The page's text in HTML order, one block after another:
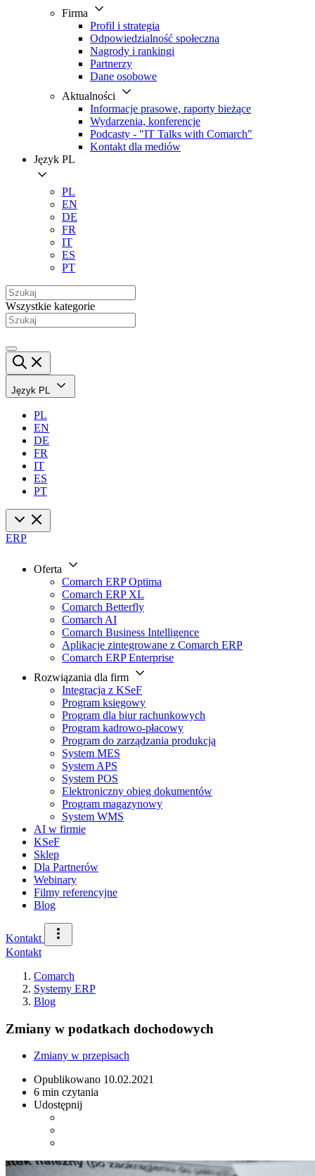
Firma
Profil i strategia
Odpowiedzialność społeczna
Nagrody i rankingi
Partnerzy
Dane osobowe
Aktualności
Informacje prasowe, raporty bieżące
Wydarzenia, konferencje
Podcasty - "IT Talks with Comarch"
Kontakt dla mediów
Język PL
PL
EN
DE
FR
IT
ES
PT
Wszystkie kategorie
Język PL
PL
EN
DE
FR
IT
ES
PT
ERP
Oferta
Comarch ERP Optima
Comarch ERP XL
Comarch Betterfly
Comarch AI
Comarch Business Intelligence
Aplikacje zintegrowane z Comarch ERP
Comarch ERP Enterprise
Rozwiązania dla firm
Integracja z KSeF
Program księgowy
Program dla biur rachunkowych
Program kadrowo-płacowy
Program do zarządzania produkcją
System MES
System APS
System POS
Elektroniczny obieg dokumentów
Program magazynowy
System WMS
AI w firmie
KSeF
Sklep
Dla Partnerów
Webinary
Filmy referencyjne
Blog
Kontakt
Kontakt
Comarch
Systemy ERP
Blog
Zmiany w podatkach dochodowych
Zmiany w przepisach
Opublikowano 10.02.2021
6 min czytania
Udostępnij